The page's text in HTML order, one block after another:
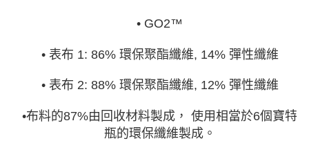
• GO2™
• 表布 1: 86% 環保聚酯纖維, 14% 彈性纖維
• 表布 2: 88% 環保聚酯纖維, 12% 彈性纖維
•布料的87%由回收材料製成， 使用相當於6個寶特
瓶的環保纖維製成。